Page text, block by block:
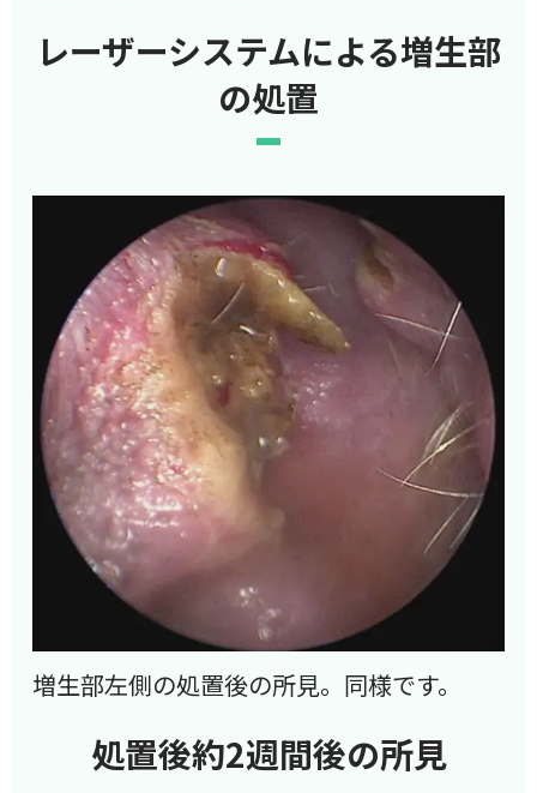
レーザーシステムによる増生部
の処置
増生部左側の処置後の所見。同様です。
処置後約2週間後の所見